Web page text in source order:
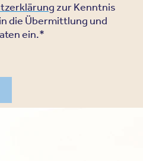
zur Kenntnis
die Übermittlung und
ein.*